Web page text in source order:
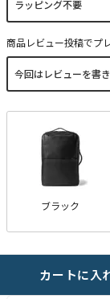
商品レビュー投稿でプ
ブラック
カートに入